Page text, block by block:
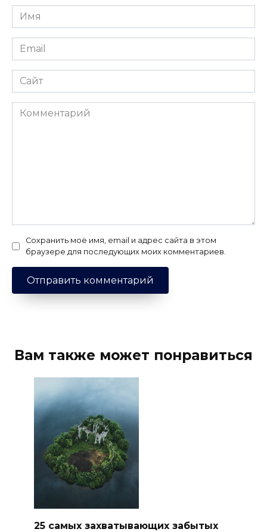
Имя
*
Email
*
Сайт
Комментарий
Сохранить моё имя, email и адрес сайта в этом
браузере для последующих моих комментариев.
Вам также может понравиться
25 самых захватывающих забытых